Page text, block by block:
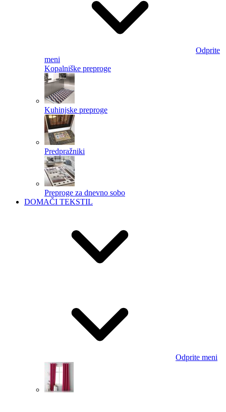
Odprite
meni
Kopalniške preproge
Kuhinjske preproge
Predpražniki
Preproge za dnevno sobo
DOMAČI TEKSTIL
Odprite meni